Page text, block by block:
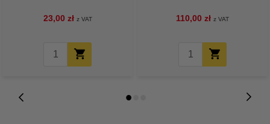
23,00 zł z VAT 110,00 zł z VAT